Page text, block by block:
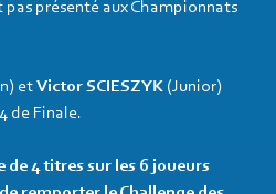
pas présenté aux Championnats
etVictor SCIESZYK (Junior)
de Finale.
4 titres sur les 6 joueurs